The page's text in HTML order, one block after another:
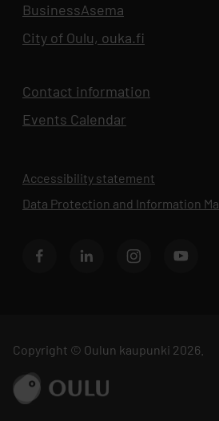
BusinessAsema
City of Oulu, ouka.fi
Contact information
Events Calendar
Accessibility statement
Data Protection and Information
BusinessOulu's Facebook page
BusinessOulu's LinkedIn
BusinessOulu's
Copyright © Oulun kaupunki 2026.
Go to ouka.fi